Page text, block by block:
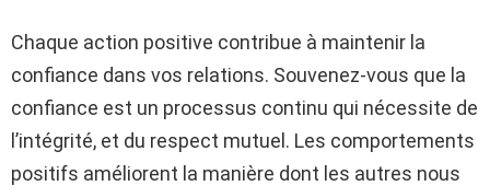
Chaque action positive contribue à maintenir la
confiance dans vos relations. Souvenez-vous que la
confiance est un processus continu qui nécessite de
l’intégrité, et du respect mutuel. Les comportements
positifs améliorent la manière dont les autres nous